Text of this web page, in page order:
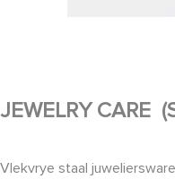
JEWELRY CARE
Vlekvrye staal